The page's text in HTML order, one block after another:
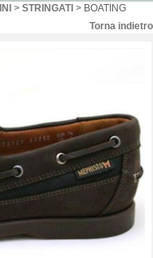
> STRINGATI > BOATING
Torna indietro